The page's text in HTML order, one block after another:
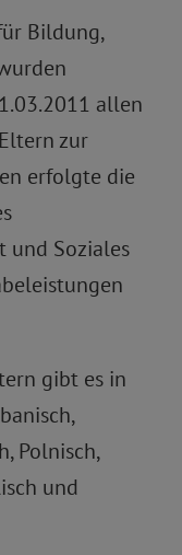
Bildung,
allen
zur
erfolgte die
und Soziales
gibt es in
Polnisch,
und